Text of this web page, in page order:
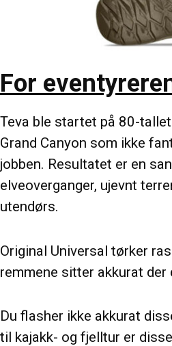
For
Teva ble startet på 80-
Grand Canyon som ikke
jobben. Resultatet er en
elveoverganger, ujevnt
utendørs.
Original Universal tørker
remmene sitter akkurat der
Du flasher ikke akkurat
til kajakk- og fjelltur er